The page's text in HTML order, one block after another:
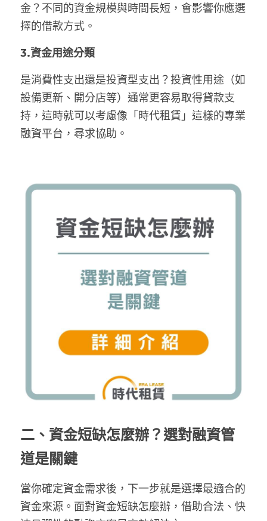
金？不同的資金規模與時間長短，會影響你應選
擇的借款方式。
3.資金用途分類
是消費性支出還是投資型支出？投資性用途（如
設備更新、開分店等）通常更容易取得貸款支
持，這時就可以考慮像「時代租賃」這樣的專業
融資平台，尋求協助。
二、 資金短缺怎麼辦？選對融資管
道是關鍵
當你確定資金需求後，下一步就是選擇最適合的
資金來源。面對資金短缺怎麼辦，借助合法、快